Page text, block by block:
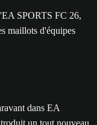
dans EA
un tout nouveau